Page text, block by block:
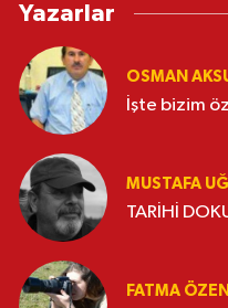
Yazarlar
OSMAN
İşte bizim
MUSTAFA
TARİHİ
FATMA ÖZEN